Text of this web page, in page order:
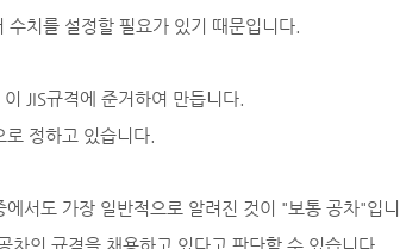
치를 설정할 필요가 있기 때문입니다.
JIS규격에 준거하여 만듭니다.
정하고 있습니다.
서도 가장 일반적으로 알려진 것이 "보통 공차"입니
의 규격을 채용하고 있다고 판단할 수 있습니다.